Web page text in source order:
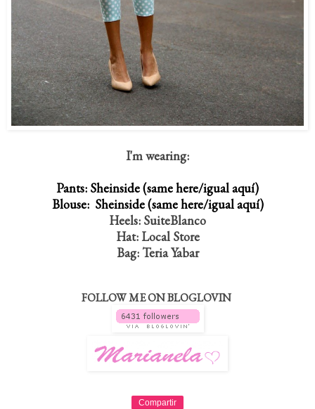
I'm wearing:
Pants: Sheinside (same here/igual aquí)
Blouse: Sheinside (same here/igual aquí)
Heels: SuiteBlanco
Hat: Local Store
Bag: Teria Yabar
FOLLOW ME ON BLOGLOVIN
Compartir